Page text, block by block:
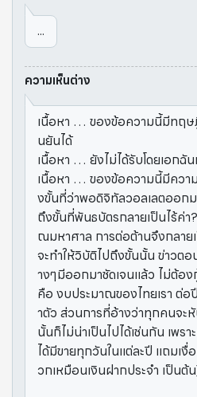
...
ความเห็นต่าง
เนื้อหา … ของข้อความนี้มีทฤ
นยันได้
เนื้อหา … ยังไม่ได้รับโดยเอกฉั
เนื้อหา … ของข้อความนี้มีควา
งขั้นที่ว่าพอดิจิทัลวอลเลตออกม
ถึงขั้นที่พันธบัตรกลายเป็นไร้ค่า
ณมหาศาล การต่อต้านจึงกลาย
จะทำให้วิบัติไปถึงขั้นนั้น ข่าวตอ
างๆมีออกมาชัดเจนแล้ว ไม่ต้อ
คือ งบประมาณของไทยเรา ต่
าตัว ส่วนการที่อ้างว่าทุกคนจ
นั้นก็ไม่น่าเป็นไปได้เช่นกัน เพร
ได้มีขายทุกวันในแต่ละปี แถมเงื่
วกเหมือนเงินฝากประจำ เป็นต้